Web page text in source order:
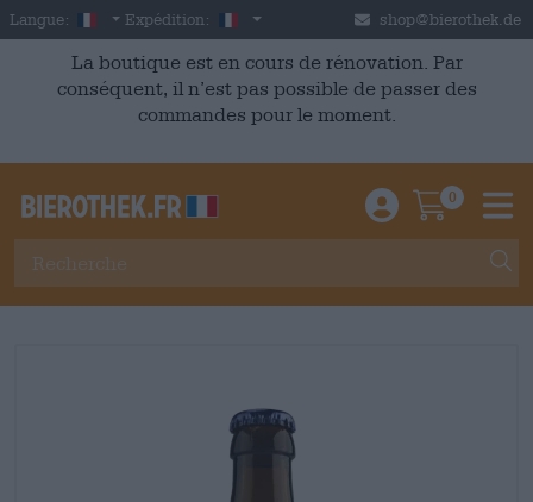
Skip to main content
Langue: French
Expédition: France shop@bierothek.de
La boutique est en cours de rénovation. Par
conséquent, il n’est pas possible de passer des
commandes pour le moment.
Einloggen /
0